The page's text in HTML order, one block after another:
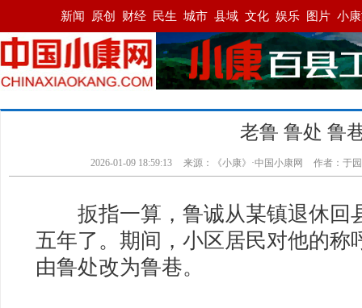
老鲁 鲁处 鲁
2026-01-09 18:59:13 来源：《小康》·中国小康网 作者：于园
扳指一算，鲁诚从某镇退休回
五年了。期间，小区居民对他的称
由鲁处改为鲁巷。